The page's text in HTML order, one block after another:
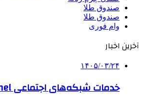
صندوق طلا
صندوق طلا
وام فوری
آخرین اخبار
۱۴۰۵/۰۳/۲۴
خدمات شبکه‌های اجتماعی 7Panel؛ از جذب مخاطب تا افزایش درآمد